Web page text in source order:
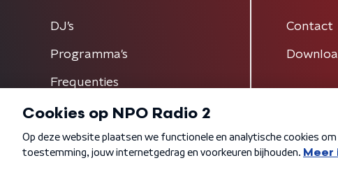
DJ’s
Programma's
Frequenties
Contact
Algemene voorwaarden Privacybeleid